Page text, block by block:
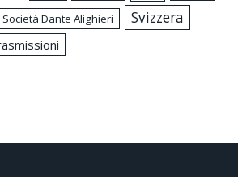
Società Dante Alighieri Svizzera